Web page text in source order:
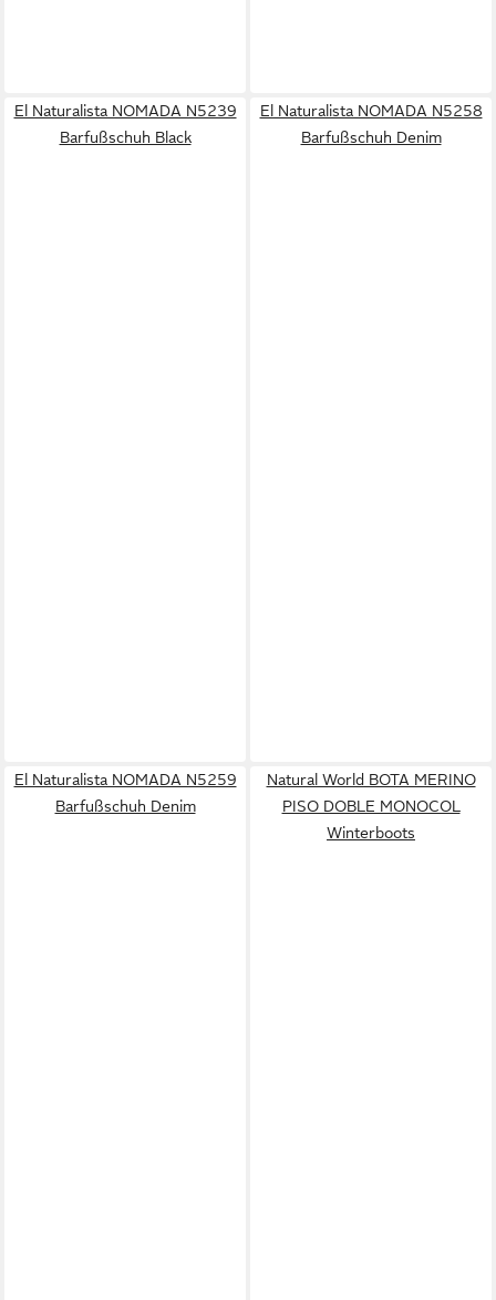
El Naturalista NOMADA N5239
Barfußschuh Black
El Naturalista NOMADA N5258
Barfußschuh Denim
El Naturalista NOMADA N5259
Barfußschuh Denim
Natural World BOTA MERINO
PISO DOBLE MONOCOL
Winterboots